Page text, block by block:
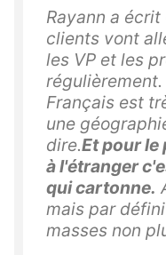
Rayann a
clients vont
les VP et les
Français est
une
dire.Et pour le
à l'étranger
qui cartonne.
mais par
masses non